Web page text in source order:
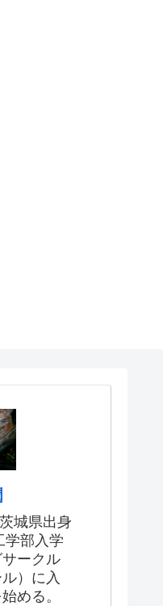
城県出身
学部入学
ークル
）に入
める。